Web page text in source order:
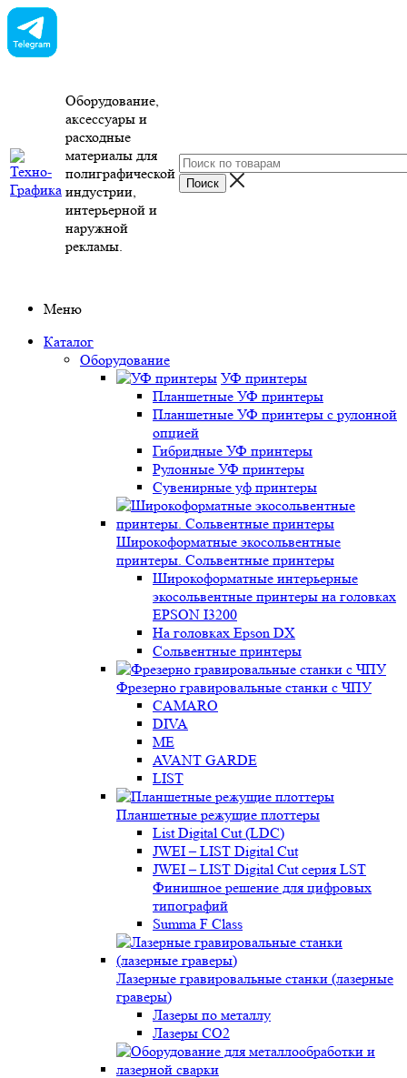
Оборудование,
аксессуары и
расходные
материалы для
полиграфической
индустрии,
интерьерной и
наружной
рекламы.
Меню
Каталог
Оборудование
УФ принтеры
Планшетные УФ принтеры
Планшетные УФ принтеры с рулонной
опцией
Гибридные УФ принтеры
Рулонные УФ принтеры
Сувенирные уф принтеры
Широкоформатные экосольвентные
принтеры. Сольвентные принтеры
Широкоформатные интерьерные
экосольвентные принтеры на головках
EPSON I3200
На головках Epson DX
Сольвентные принтеры
Фрезерно гравировальные станки с ЧПУ
CAMARO
DIVA
ME
AVANT GARDE
LIST
Планшетные режущие плоттеры
List Digital Cut (LDC)
JWEI – LIST Digital Cut
JWEI – LIST Digital Cut серия LST
Финишное решение для цифровых
типографий
Summa F Class
Лазерные гравировальные станки (лазерные
граверы)
Лазеры по металлу
Лазеры CO2